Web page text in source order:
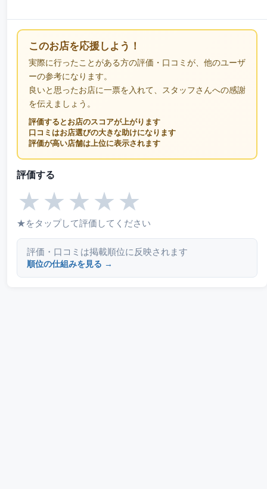
このお店を応援しよう！
実際に行ったことがある方の評価・口コミが、他のユーザ
ーの参考になります。
良いと思ったお店に一票を入れて、スタッフさんへの感謝
を伝えましょう。
評価するとお店のスコアが上がります
口コミはお店選びの大きな助けになります
評価が高い店舗は上位に表示されます
評価する
★ ★ ★ ★ ★
★をタップして評価してください
評価・口コミは掲載順位に反映されます
順位の仕組みを見る →